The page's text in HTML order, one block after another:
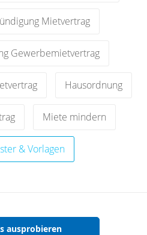
Mietvertrag
Gewerbemietvertrag
Hausordnung
Miete mindern
& Vorlagen
ausprobieren